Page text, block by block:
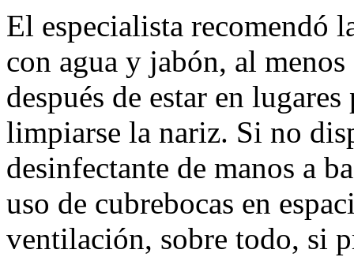
El especialista recomendó
con agua y jabón, al
después de estar en
limpiarse la nariz. Si no
desinfectante de manos a
uso de cubrebocas en
ventilación, sobre todo, si